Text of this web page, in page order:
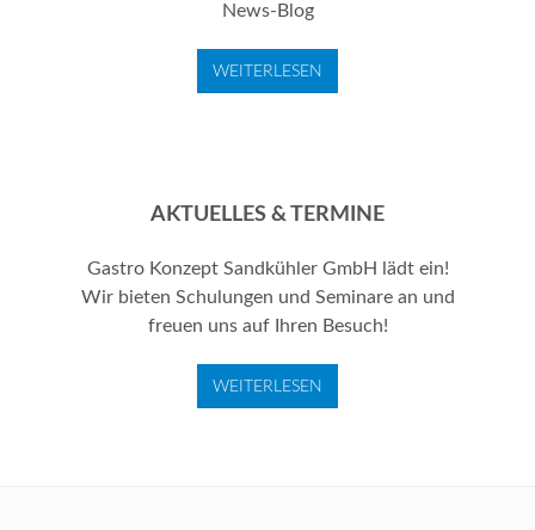
News-Blog
WEITERLESEN
AKTUELLES & TERMINE
Gastro Konzept Sandkühler GmbH lädt ein!
Wir bieten Schulungen und Seminare an und
freuen uns auf Ihren Besuch!
WEITERLESEN